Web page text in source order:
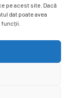
pe acest site. Dacă
dat poate avea